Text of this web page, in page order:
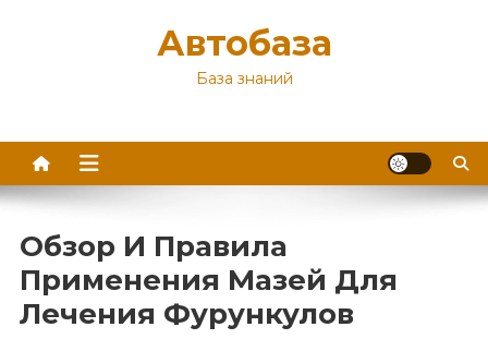
Автобаза
База знаний
Обзор И Правила
Применения Мазей Для
Лечения Фурункулов